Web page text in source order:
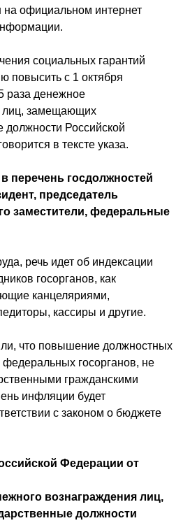
на официальном интернет
социальных гарантий
повысить с 1 октября
раза денежное
лиц, замещающих
должности Российской
в тексте указа.
перечень госдолжностей
председатель
заместители, федеральные
речь идет об индексации
госорганов, как
канцеляриями,
кассиры и другие.
что повышение должностных
федеральных госорганов, не
гражданскими
инфляции будет
с законом о бюджете
Федерации от
вознаграждения лиц,
должности